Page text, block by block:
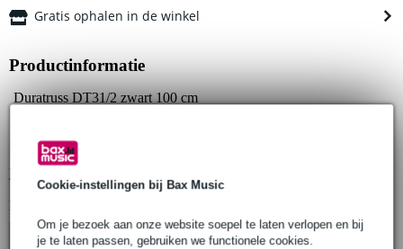
Cookie-instellingen bij Bax Music
Om je bezoek aan onze website soepel te laten verlopen en bij
je te laten passen, gebruiken we functionele cookies.
Gratis ophalen in de winkel
Productinformatie
Duratruss DT31/2 zwart 100 cm
kleur: zwart